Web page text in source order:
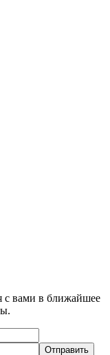
с вами в ближайшее